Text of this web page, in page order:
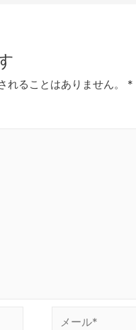
れることはありません。 *